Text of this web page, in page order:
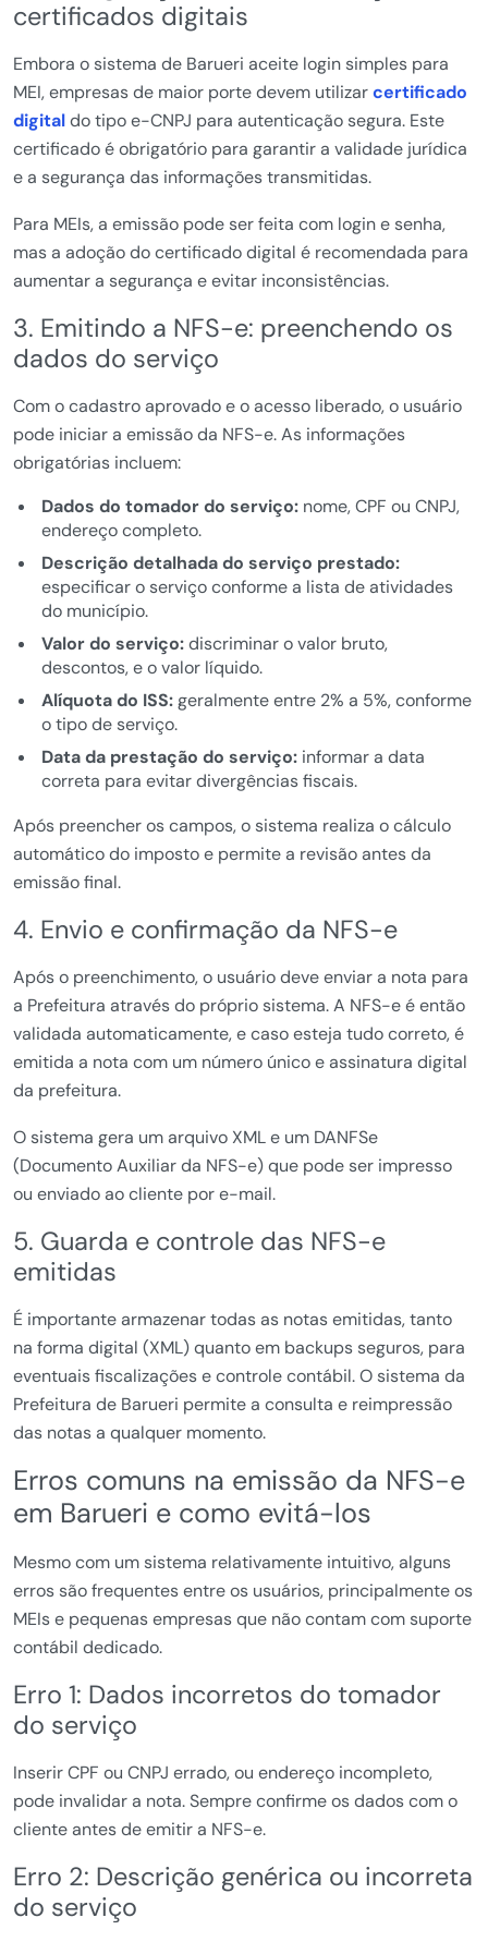
certificados digitais
Embora o sistema de Barueri aceite login simples para
MEI, empresas de maior porte devem utilizarcertificado
digitaldo tipo e-CNPJ para autenticação segura. Este
certificado é obrigatório para garantir a validade jurídica
e a segurança das informações transmitidas.
Para MEIs, a emissão pode ser feita com login e senha,
mas a adoção do certificado digital é recomendada para
aumentar a segurança e evitar inconsistências.
3. Emitindo a NFS-e: preenchendo os
dados do serviço
Com o cadastro aprovado e o acesso liberado, o usuário
pode iniciar a emissão da NFS-e. As informações
obrigatórias incluem:
Dados do tomador do serviço:nome, CPF ou CNPJ,
endereço completo.
Descrição detalhada do serviço prestado:
especificar o serviço conforme a lista de atividades
do município.
Valor do serviço:discriminar o valor bruto,
descontos, e o valor líquido.
Alíquota do ISS:geralmente entre 2% a 5%, conforme
o tipo de serviço.
Data da prestação do serviço:informar a data
correta para evitar divergências fiscais.
Após preencher os campos, o sistema realiza o cálculo
automático do imposto e permite a revisão antes da
emissão final.
4. Envio e confirmação da NFS-e
Após o preenchimento, o usuário deve enviar a nota para
a Prefeitura através do próprio sistema. A NFS-e é então
validada automaticamente, e caso esteja tudo correto, é
emitida a nota com um número único e assinatura digital
da prefeitura.
O sistema gera um arquivo XML e um DANFSe
(Documento Auxiliar da NFS-e) que pode ser impresso
ou enviado ao cliente por e-mail.
5. Guarda e controle das NFS-e
emitidas
É importante armazenar todas as notas emitidas, tanto
na forma digital (XML) quanto em backups seguros, para
eventuais fiscalizações e controle contábil. O sistema da
Prefeitura de Barueri permite a consulta e reimpressão
das notas a qualquer momento.
Erros comuns na emissão da NFS-e
em Barueri e como evitá-los
Mesmo com um sistema relativamente intuitivo, alguns
erros são frequentes entre os usuários, principalmente os
MEIs e pequenas empresas que não contam com suporte
contábil dedicado.
Erro 1: Dados incorretos do tomador
do serviço
Inserir CPF ou CNPJ errado, ou endereço incompleto,
pode invalidar a nota. Sempre confirme os dados com o
cliente antes de emitir a NFS-e.
Erro 2: Descrição genérica ou incorreta
do serviço